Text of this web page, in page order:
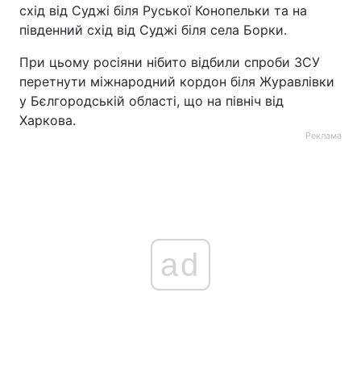
схід від Суджі біля Руської Конопельки та на
південний схід від Суджі біля села Борки.
При цьому росіяни нібито відбили спроби ЗСУ
перетнути міжнародний кордон біля Журавлівки
у Бєлгородській області, що на північ від
Харкова.
Реклама
ad